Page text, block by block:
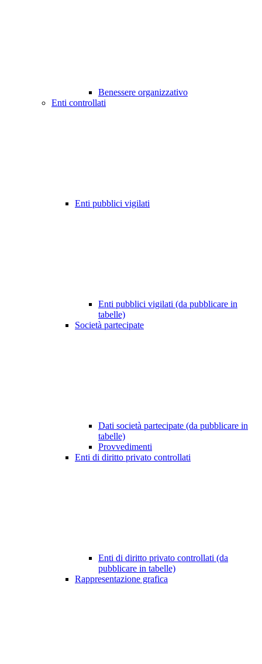
Benessere organizzativo
Enti controllati
Enti pubblici vigilati
Enti pubblici vigilati (da pubblicare in
tabelle)
Società partecipate
Dati società partecipate (da pubblicare in
tabelle)
Provvedimenti
Enti di diritto privato controllati
Enti di diritto privato controllati (da
pubblicare in tabelle)
Rappresentazione grafica